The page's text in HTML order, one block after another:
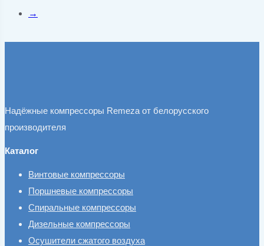
→
Надёжные компрессоры Remeza от белорусского
производителя
Каталог
Винтовые компрессоры
Поршневые компрессоры
Спиральные компрессоры
Дизельные компрессоры
Осушители сжатого воздуха